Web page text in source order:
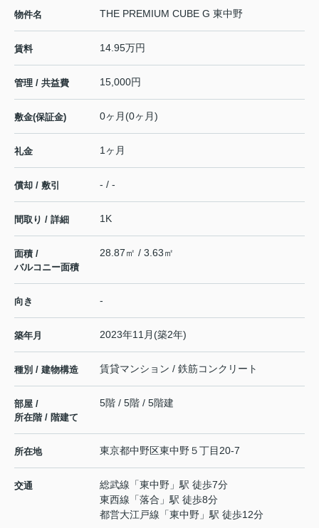
物件名 THE PREMIUM CUBE G 東中野
賃料 14.95万円
管理 / 共益費 15,000円
敷金(保証金) 0ヶ月(0ヶ月)
礼金 1ヶ月
償却 / 敷引 - / -
間取り / 詳細 1K
面積 /
バルコニー面積
28.87㎡ / 3.63㎡
向き -
築年月 2023年11月(築2年)
種別 / 建物構造 賃貸マンション / 鉄筋コンクリート
部屋 /
所在階 / 階建て
5階 / 5階 / 5階建
所在地 東京都中野区東中野５丁目20-7
交通 総武線 「東中野 」駅 徒歩7分
東西線 「落合 」駅 徒歩8分
都営大江戸線 「東中野 」駅 徒歩12分